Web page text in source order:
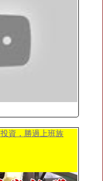
資，勝過上班族